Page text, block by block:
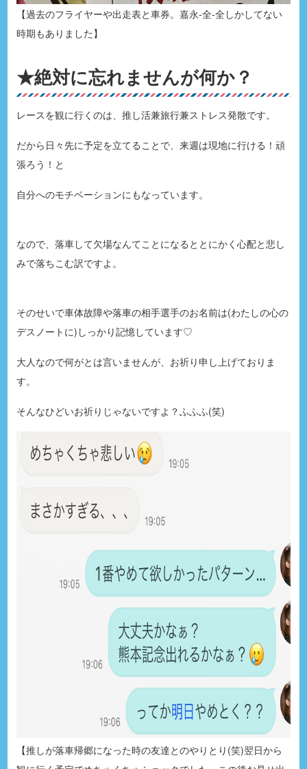
【過去のフライヤーや出走表と車券。嘉永-全-全しかしてない
時期もありました】
★絶対に忘れませんが何か？
レースを観に行くのは、推し活兼旅行兼ストレス発散です。
だから日々先に予定を立てることで、来週は現地に行ける！頑
張ろう！と
自分へのモチベーションにもなっています。
なので、落車して欠場なんてことになるととにかく心配と悲し
みで落ちこむ訳ですよ。
そのせいで車体故障や落車の相手選手のお名前は(わたしの心の
デスノートに)しっかり記憶しています♡
大人なので何がとは言いませんが、お祈り申し上げておりま
す。
そんなひどいお祈りじゃないですよ？ふふふ(笑)
【推しが落車帰郷になった時の友達とのやりとり(笑)翌日から